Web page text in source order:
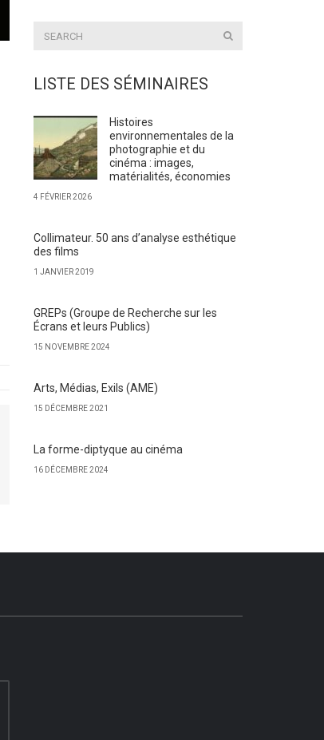
LISTE DES SÉMINAIRES
Histoires
environnementales de la
photographie et du
cinéma : images,
matérialités, économies
4 FÉVRIER 2026
Collimateur. 50 ans d’analyse esthétique
des films
1 JANVIER 2019
GREPs (Groupe de Recherche sur les
Écrans et leurs Publics)
15 NOVEMBRE 2024
Arts, Médias, Exils (AME)
15 DÉCEMBRE 2021
La forme-diptyque au cinéma
16 DÉCEMBRE 2024